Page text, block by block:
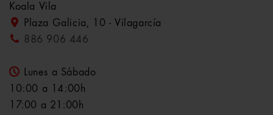
Koala Vila
Plaza Galicia, 10 - Vilagarcía
886 906 446
Lunes a Sábado
10:00 a 14:00h
17:00 a 21:00h